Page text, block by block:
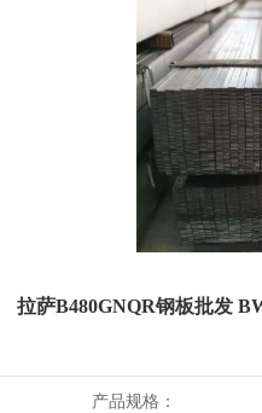
拉萨B480GNQR钢板批发
产品规格：